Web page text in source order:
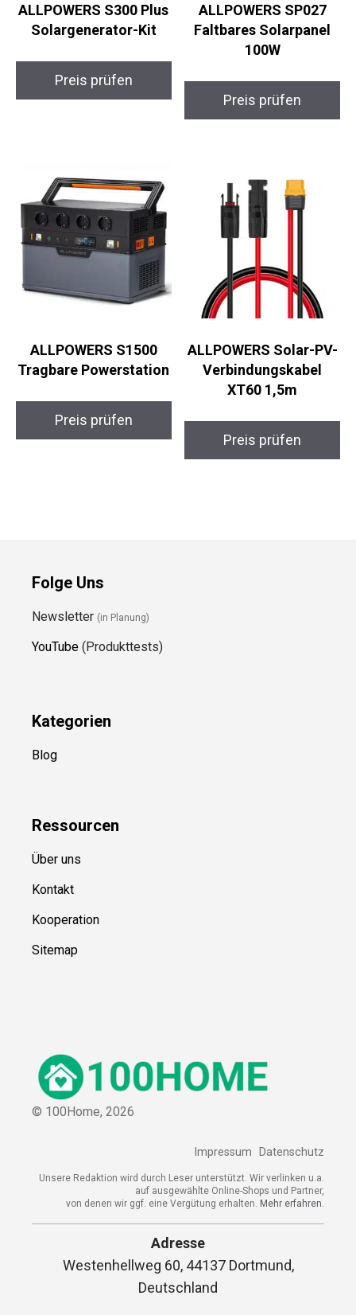
ALLPOWERS S300 Plus
Solargenerator-Kit
Preis prüfen
ALLPOWERS SP027
Faltbares Solarpanel
100W
Preis prüfen
ALLPOWERS S1500
Tragbare Powerstation
Preis prüfen
ALLPOWERS Solar-PV-
Verbindungskabel
XT60 1,5m
Preis prüfen
Folge Uns
Newsletter (in Planung)
YouTube (Produkttests)
Kategorien
Blog
Ressourcen
Über uns
Kontakt
Kooperation
Sitemap
© 100Home, 2026
Impressum Datenschutz
Unsere Redaktion wird durch Leser unterstützt. Wir verlinken u.a.
auf ausgewählte Online-Shops und Partner,
von denen wir ggf. eine Vergütung erhalten. Mehr erfahren.
Adresse
Westenhellweg 60, 44137 Dortmund,
Deutschland